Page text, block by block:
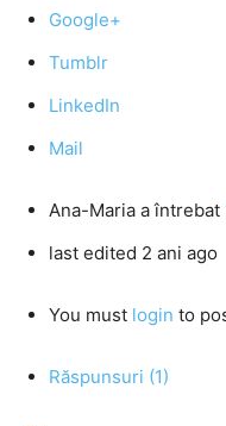
Google+
Tumblr
LinkedIn
Mail
Ana-Maria a întrebat
last edited 2 ani ago
You must login to
Răspunsuri (1)